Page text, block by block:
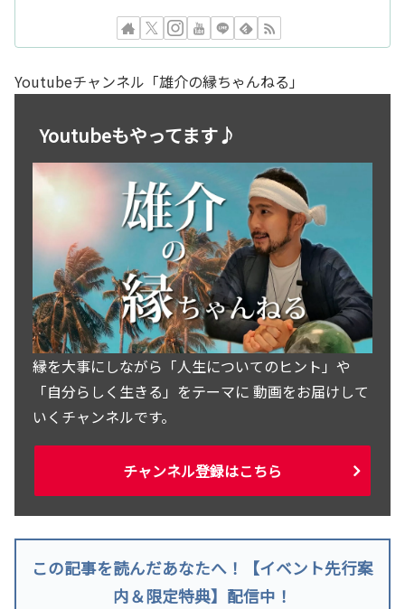
Youtubeチャンネル「雄介の縁ちゃんねる」
Youtubeもやってます♪
縁を大事にしながら「人生についてのヒント」や
「自分らしく生きる」をテーマに 動画をお届けして
いくチャンネルです。
チャンネル登録はこちら
この記事を読んだあなたへ！【イベント先行案
内＆限定特典】配信中！